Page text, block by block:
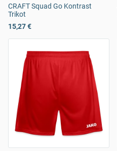
CRAFT Squad Go Kontrast
Trikot
15,27 €